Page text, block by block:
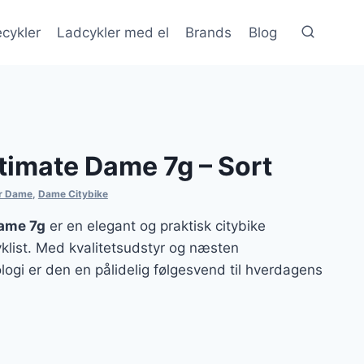
Ladcykler med el Brands Blog
Dame 7g – Sort
Dame, Dame Citybike
7g er en elegant og praktisk citybike
Med kvalitetsudstyr og næsten
er den en pålidelig følgesvend til hverdagens